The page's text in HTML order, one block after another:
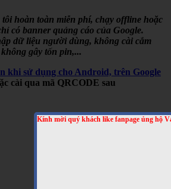
Kính mời quý khách like fanpage ủng hộ
hoàn toàn miễn phí, chạy offline hoặc
có banner quảng cáo của Google.
dữ liệu người dùng, không cài cắm
gây tốn pin,...
khi sử dụng cho Android, trên Google
cài qua mã QRCODE sau